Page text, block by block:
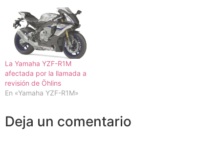
La Yamaha YZF-R1M
afectada por la llamada a
revisión de Öhlins
En «Yamaha YZF-R1M»
Deja un comentario